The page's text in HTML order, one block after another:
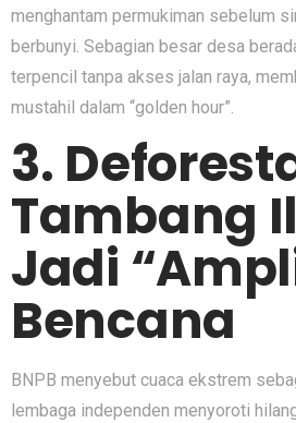
menghantam permukiman sebelum
berbunyi. Sebagian besar desa
terpencil tanpa akses jalan raya,
mustahil dalam “golden hour”.
3.
Tambang
Jadi
Bencana
BNPB menyebut cuaca ekstrem
lembaga independen menyoroti